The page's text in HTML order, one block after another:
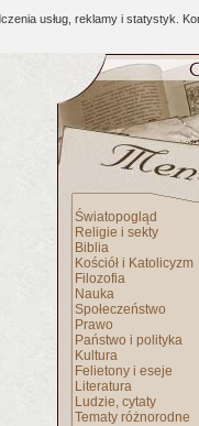
usług, reklamy i statystyk.
Światopogląd
Religie i sekty
Biblia
Kościół i Katolicyzm
Filozofia
Nauka
Społeczeństwo
Prawo
Państwo i polityka
Kultura
Felietony i eseje
Literatura
Ludzie, cytaty
Tematy różnorodne